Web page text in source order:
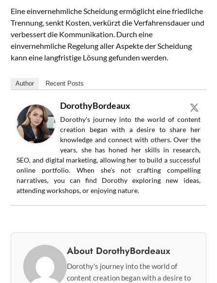
Eine einvernehmliche Scheidung ermöglicht eine friedliche
Trennung, senkt Kosten, verkürzt die Verfahrensdauer und
verbessert die Kommunikation. Durch eine
einvernehmliche Regelung aller Aspekte der Scheidung
kann eine langfristige Lösung gefunden werden.
Author Recent Posts
DorothyBordeaux
Dorothy's journey into the world of content
creation began with a desire to share her
knowledge and connect with others. Over the
years, she has honed her skills in research,
SEO, and digital marketing, allowing her to build a successful
online portfolio. When she’s not crafting compelling
narratives, you can find Dorothy exploring new ideas,
attending workshops, or enjoying nature.
About DorothyBordeaux
Dorothy's journey into the world of
content creation began with a desire to